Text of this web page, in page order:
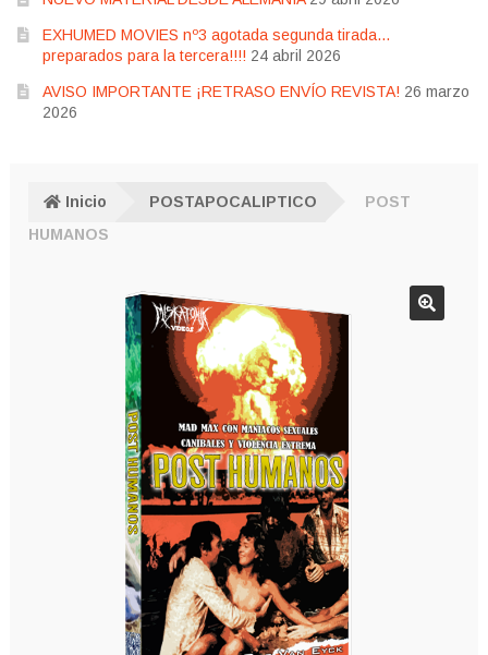
EXHUMED MOVIES nº3 agotada segunda tirada…
preparados para la tercera!!!! 24 abril 2026
AVISO IMPORTANTE ¡RETRASO ENVÍO REVISTA! 26 marzo
2026
Inicio POSTAPOCALIPTICO
POST
HUMANOS